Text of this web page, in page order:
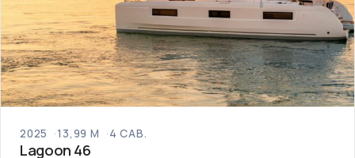
2025 13,99 M 4 CAB.
Lagoon 46